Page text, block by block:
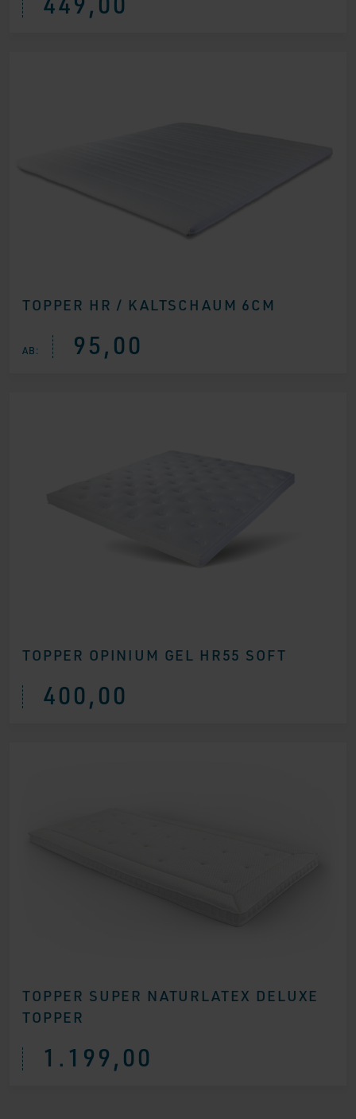
TOPPER HR / KALTSCHAUM 6CM
AB: 95,00
TOPPER OPINIUM GEL HR55 SOFT
400,00
TOPPER SUPER NATURLATEX DELUXE
TOPPER
1.199,00